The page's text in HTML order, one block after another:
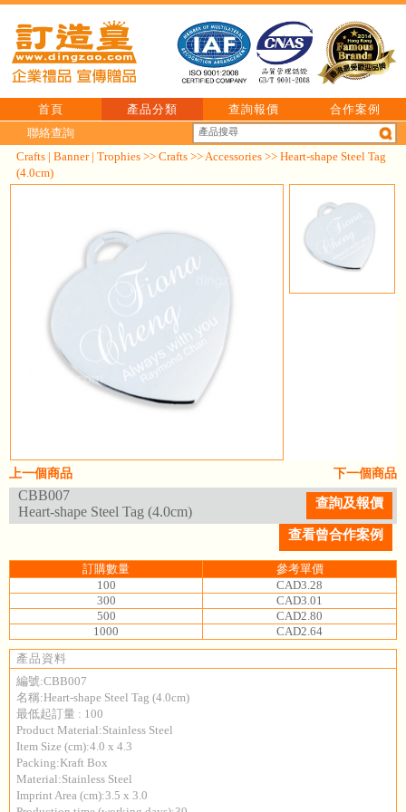
首頁 產品分類 查詢報價
合作案例
聯絡查詢
Crafts | Banner | Trophies >> Crafts >> Accessories >> Heart-shape Steel Tag
(4.0cm)
下一個商品
上一個商品
CBB007
Heart-shape Steel Tag (4.0cm)
查詢及報價
查看曾合作案例
訂購數量
參考單價
100
CAD3.28
300
CAD3.01
500
CAD2.80
1000
CAD2.64
產品資料
編號:CBB007
名稱:Heart-shape Steel Tag (4.0cm)
最低起訂量 : 100
Product Material:Stainless Steel
Item Size (cm):4.0 x 4.3
Packing:Kraft Box
Material:Stainless Steel
Imprint Area (cm):3.5 x 3.0